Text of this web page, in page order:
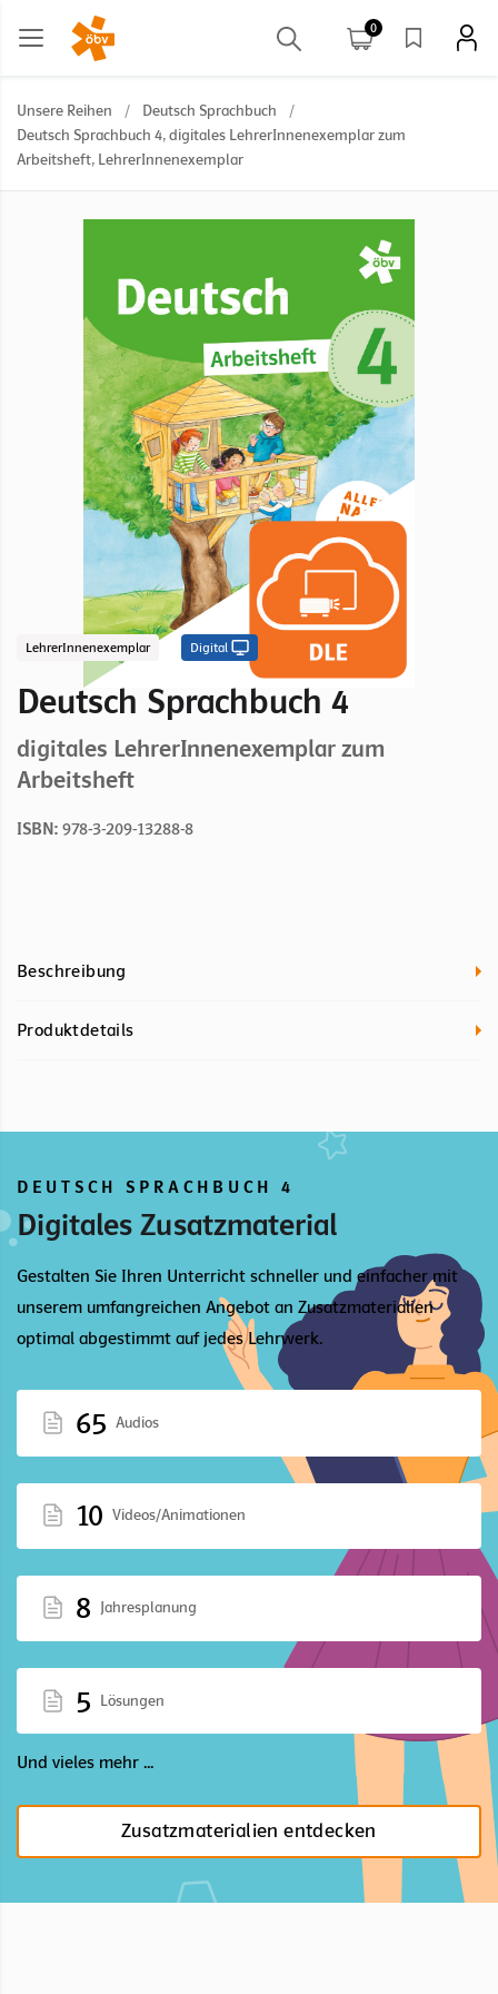
0
Unsere Reihen / Deutsch Sprachbuch
/
Deutsch Sprachbuch 4, digitales LehrerInnenexemplar zum
Arbeitsheft, LehrerInnenexemplar
LehrerInnenexemplar Digital
Deutsch Sprachbuch 4
digitales LehrerInnenexemplar zum
Arbeitsheft
ISBN: 978-3-209-13288-8
Beschreibung
Produktdetails
DEUTSCH SPRACHBUCH 4
Digitales Zusatzmaterial
Gestalten Sie Ihren Unterricht schneller und einfacher mit
unserem umfangreichen Angebot an Zusatzmaterialien
optimal abgestimmt auf jedes Lehrwerk.
65 Audios
10 Videos/Animationen
8 Jahresplanung
5 Lösungen
Und vieles mehr ...
Zusatzmaterialien entdecken